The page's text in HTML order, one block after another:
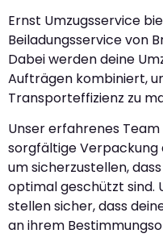
Ernst Umzugsservice
Beiladungsservice von
Dabei werden deine
Aufträgen kombiniert,
Transporteffizienz zu
Unser erfahrenes
sorgfältige Verpackung
um sicherzustellen,
optimal geschützt sind.
stellen sicher, dass
an ihrem